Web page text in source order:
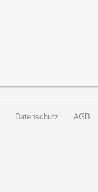
Datenschutz AGB